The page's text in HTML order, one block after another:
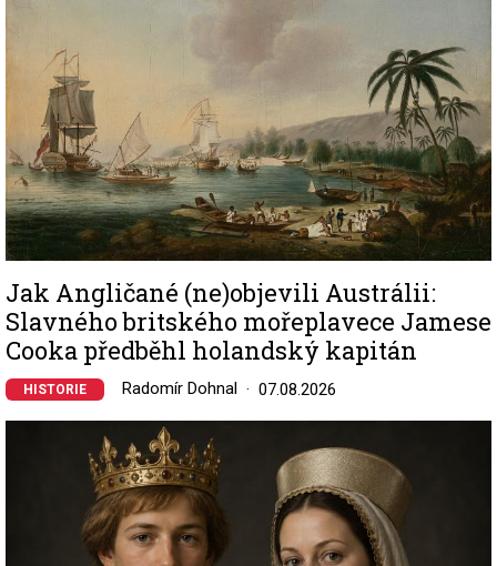
Jak Angličané (ne)objevili Austrálii:
Slavného britského mořeplavece Jamese
Cooka předběhl holandský kapitán
HISTORIE Radomír Dohnal 07.08.2026